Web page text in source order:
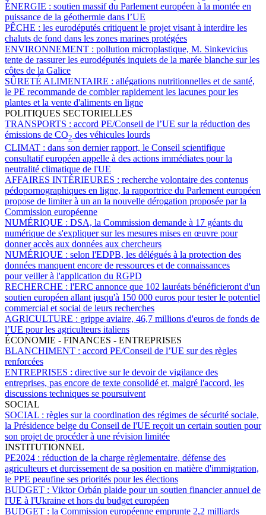
ÉNERGIE : soutien massif du Parlement européen à la montée en
puissance de la géothermie dans l’UE
PÊCHE : les eurodéputés critiquent le projet visant à interdire les
chaluts de fond dans les zones marines protégées
ENVIRONNEMENT : pollution microplastique, M. Sinkevicius
tente de rassurer les eurodéputés inquiets de la marée blanche sur les
côtes de la Galice
SÛRETÉ ALIMENTAIRE : allégations nutritionnelles et de santé,
le PE recommande de combler rapidement les lacunes pour les
plantes et la vente d'aliments en ligne
POLITIQUES SECTORIELLES
TRANSPORTS : accord PE/Conseil de l’UE sur la réduction des
émissions de CO2 des véhicules lourds
CLIMAT : dans son dernier rapport, le Conseil scientifique
consultatif européen appelle à des actions immédiates pour la
neutralité climatique de l'UE
AFFAIRES INTÉRIEURES : recherche volontaire des contenus
pédopornographiques en ligne, la rapportrice du Parlement européen
propose de limiter à un an la nouvelle dérogation proposée par la
Commission européenne
NUMÉRIQUE : DSA, la Commission demande à 17 géants du
numérique de s'expliquer sur les mesures mises en œuvre pour
donner accès aux données aux chercheurs
NUMÉRIQUE : selon l'EDPB, les délégués à la protection des
données manquent encore de ressources et de connaissances
pour veiller à l'application du RGPD
RECHERCHE : l'ERC annonce que 102 lauréats bénéficieront d'un
soutien européen allant jusqu'à 150 000 euros pour tester le potentiel
commercial et social de leurs recherches
AGRICULTURE : grippe aviaire, 46,7 millions d'euros de fonds de
l’UE pour les agriculteurs italiens
ÉCONOMIE - FINANCES - ENTREPRISES
BLANCHIMENT : accord PE/Conseil de l’UE sur des règles
renforcées
ENTREPRISES : directive sur le devoir de vigilance des
entreprises, pas encore de texte consolidé et, malgré l'accord, les
discussions techniques se poursuivent
SOCIAL
SOCIAL : règles sur la coordination des régimes de sécurité sociale,
la Présidence belge du Conseil de l'UE reçoit un certain soutien pour
son projet de procéder à une révision limitée
INSTITUTIONNEL
PE2024 : réduction de la charge règlementaire, défense des
agriculteurs et durcissement de sa position en matière d'immigration,
le PPE peaufine ses priorités pour les élections
BUDGET : Viktor Orbán plaide pour un soutien financier annuel de
l'UE à l'Ukraine et hors du budget européen
BUDGET : la Commission européenne emprunte 2,2 milliards